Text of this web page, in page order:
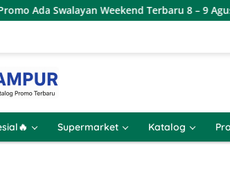
Ada Swalayan Weekend Terbaru 8 – 9
Supermarket Katalog